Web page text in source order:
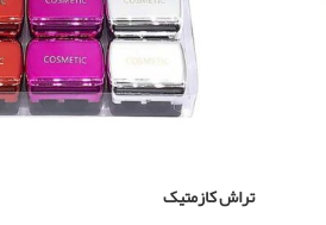
تراش کازمتیک